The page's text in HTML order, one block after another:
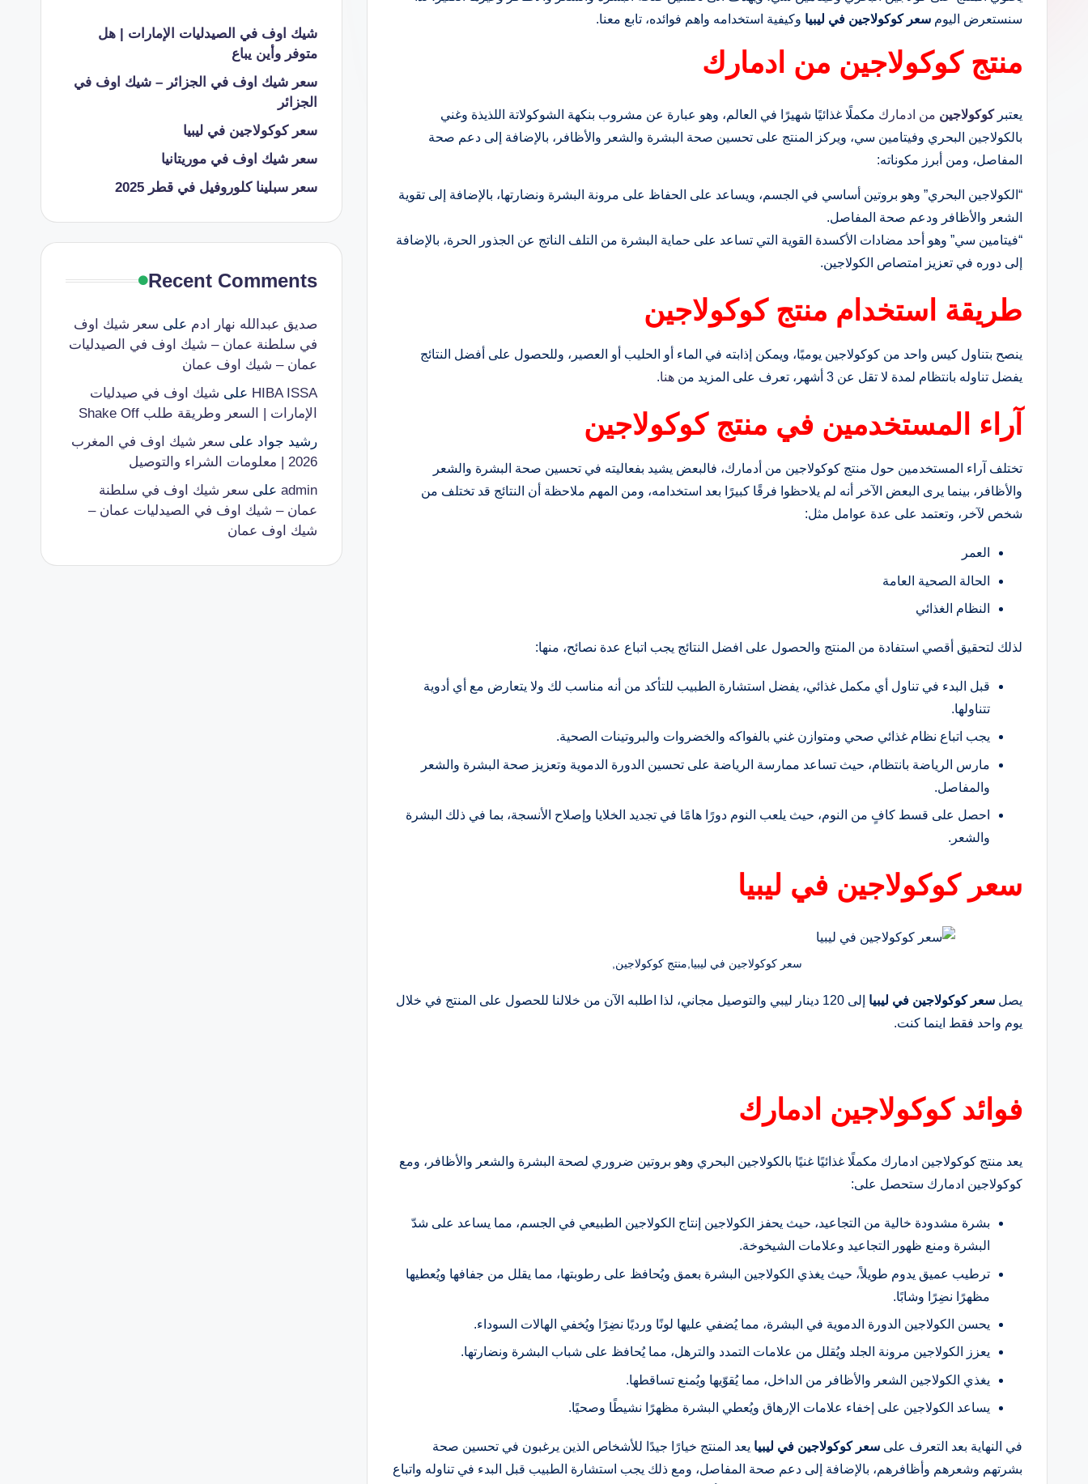
سنستعرض اليوم سعر كوكولاجين في ليبيا وكيفية استخدامه واهم فوائده، تابع معنا.
منتج كوكولاجين من ادمارك
يعتبركوكولاجين من ادمارك مكملًا غذائيًا شهيرًا في العالم، وهو عبارة عن مشروب بنكهة الشوكولاتة اللذيذة وغني
بالكولاجين البحري وفيتامين سي، ويركز المنتج على تحسين صحة البشرة والشعر والأظافر، بالإضافة إلى دعم صحة
المفاصل، ومن أبرز مكوناته:
“الكولاجين البحري” وهو بروتين أساسي في الجسم، ويساعد على الحفاظ على مرونة البشرة ونضارتها، بالإضافة إلى تقوية
الشعر والأظافر ودعم صحة المفاصل.
“فيتامين سي” وهو أحد مضادات الأكسدة القوية التي تساعد على حماية البشرة من التلف الناتج عن الجذور الحرة، بالإضافة
إلى دوره في تعزيز امتصاص الكولاجين.
طريقة استخدام منتج كوكولاجين
ينصح بتناول كيس واحد من كوكولاجين يوميًا، ويمكن إذابته في الماء أو الحليب أو العصير، وللحصول على أفضل النتائج
يفضل تناوله بانتظام لمدة لا تقل عن 3 أشهر، تعرف على المزيد من
هنا.
آراء المستخدمين في منتج كوكولاجين
تختلف آراء المستخدمين حول منتج كوكولاجين من أدمارك، فالبعض يشيد بفعاليته في تحسين صحة البشرة والشعر
والأظافر، بينما يرى البعض الآخر أنه لم يلاحظوا فرقًا كبيرًا بعد استخدامه، ومن المهم ملاحظة أن النتائج قد تختلف من
شخص لآخر، وتعتمد على عدة عوامل مثل:
العمر
الحالة الصحية العامة
النظام الغذائي
لذلك لتحقيق أقصي استفادة من المنتج والحصول على افضل النتائج يجب اتباع عدة نصائح، منها:
قبل البدء في تناول أي مكمل غذائي، يفضل استشارة الطبيب للتأكد من أنه مناسب لك ولا يتعارض مع أي أدوية
تتناولها.
يجب اتباع نظام غذائي صحي ومتوازن غني بالفواكه والخضروات والبروتينات الصحية.
مارس الرياضة بانتظام، حيث تساعد ممارسة الرياضة على تحسين الدورة الدموية وتعزيز صحة البشرة والشعر
والمفاصل.
احصل على قسط كافٍ من النوم، حيث يلعب النوم دورًا هامًا في تجديد الخلايا وإصلاح الأنسجة، بما في ذلك البشرة
والشعر.
سعر كوكولاجين في ليبيا
سعر كوكولاجين في ليبيا,منتج كوكولاجين,
يصل سعر كوكولاجين في ليبيا
إلى 120 دينار ليبي والتوصيل مجاني، لذا اطلبه الآن من خلالنا للحصول على المنتج في خلال
يوم واحد فقط اينما كنت.
فوائد كوكولاجين ادمارك
يعد منتج كوكولاجين ادمارك مكملًا غذائيًا غنيًا بالكولاجين البحري وهو بروتين ضروري لصحة البشرة والشعر والأظافر، ومع
كوكولاجين ادمارك ستحصل على:
بشرة مشدودة خالية من التجاعيد، حيث يحفز الكولاجين إنتاج الكولاجين الطبيعي في الجسم، مما يساعد على شدّ
البشرة ومنع ظهور التجاعيد وعلامات الشيخوخة.
ترطيب عميق يدوم طويلاً، حيث يغذي الكولاجين البشرة بعمق ويُحافظ على رطوبتها، مما يقلل من جفافها ويُعطيها
مظهرًا نضِرًا وشابًا.
يحسن الكولاجين الدورة الدموية في البشرة، مما يُضفي عليها لونًا ورديًا نضِرًا ويُخفي الهالات السوداء.
يعزز الكولاجين مرونة الجلد ويُقلل من علامات التمدد والترهل، مما يُحافظ على شباب البشرة ونضارتها.
يغذي الكولاجين الشعر والأظافر من الداخل، مما يُقوّيها ويُمنع تساقطها.
يساعد الكولاجين على إخفاء علامات الإرهاق ويُعطي البشرة مظهرًا نشيطًا وصحيًا.
في النهاية بعد التعرف على سعر كوكولاجين في ليبيا يعد المنتج خيارًا جيدًا للأشخاص الذين يرغبون في تحسين صحة
بشرتهم وشعرهم وأظافرهم، بالإضافة إلى دعم صحة المفاصل، ومع ذلك يجب استشارة الطبيب قبل البدء في تناوله واتباع
شيك اوف في الصيدليات الإمارات | هل
متوفر وأين يباع
سعر شيك اوف في الجزائر – شيك اوف في
الجزائر
سعر كوكولاجين في ليبيا
سعر شيك اوف في موريتانيا
سعر سبلينا كلوروفيل في قطر 2025
Recent Comments
صديق عبدالله نهار ادم على سعر شيك اوف
في سلطنة عمان – شيك اوف في الصيدليات
عمان – شيك اوف عمان
HIBA ISSA على شيك اوف في صيدليات
الإمارات | السعر وطريقة طلب Shake Off
رشيد جواد على سعر شيك اوف في المغرب
2026 | معلومات الشراء والتوصيل
adminعلى سعر شيك اوف في سلطنة
عمان – شيك اوف في الصيدليات عمان –
شيك اوف عمان